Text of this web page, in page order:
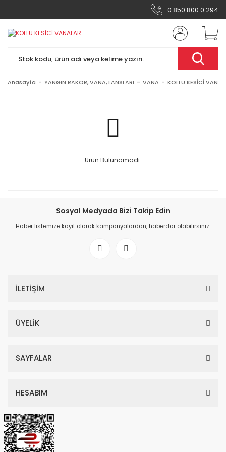
0 850 800 0 294
Anasayfa YANGIN RAKOR, VANA, LANSLARI VANA KOLLU KESİCİ
Ürün Bulunamadı.
Sosyal Medyada Bizi Takip Edin
Haber listemize kayıt olarak kampanyalardan, haberdar olabilirsiniz.
İLETİŞİM
ÜYELİK
SAYFALAR
HESABIM